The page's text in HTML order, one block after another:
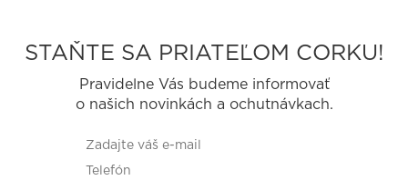
STAŇTE SA PRIATEĽOM CORKU!
Pravidelne Vás budeme informovať
o našich novinkách a ochutnávkach.